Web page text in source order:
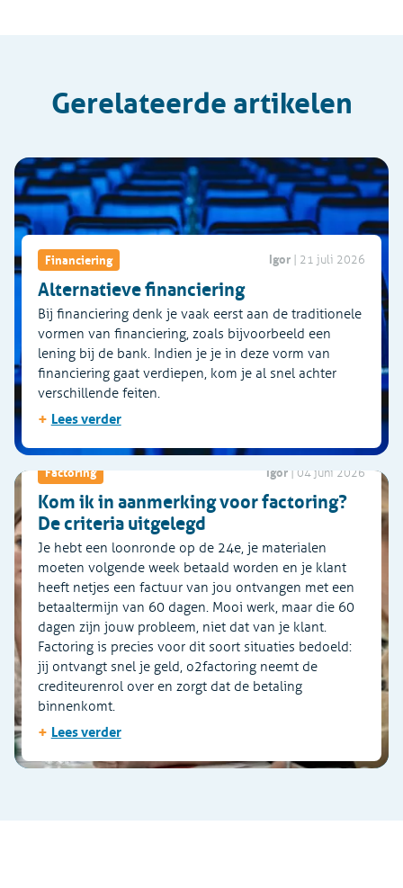
Gerelateerde artikelen
Financiering Igor 21 juli 2026
Alternatieve financiering
Bij financiering denk je vaak eerst aan de traditionele
vormen van financiering, zoals bijvoorbeeld een
lening bij de bank. Indien je je in deze vorm van
financiering gaat verdiepen, kom je al snel achter
verschillende feiten.
+ Lees verder
Factoring Igor |04 juni 2026
Kom ik in aanmerking voor factoring?
De criteria uitgelegd
Je hebt een loonronde op de 24e, je materialen
moeten volgende week betaald worden en je klant
heeft netjes een factuur van jou ontvangen met een
betaaltermijn van 60 dagen. Mooi werk, maar die 60
dagen zijn jouw probleem, niet dat van je klant.
Factoring is precies voor dit soort situaties bedoeld:
jij ontvangt snel je geld, o2factoring neemt de
crediteurenrol over en zorgt dat de betaling
binnenkomt.
+ Lees verder